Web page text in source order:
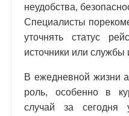
неудобства,
Специалисты
уточнять статус
источники или
В ежедневной жизни
роль, особенно в
случай за